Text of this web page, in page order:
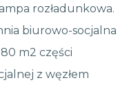
rozładunkowa.
biurowo-socjalna
m2 części
z węzłem